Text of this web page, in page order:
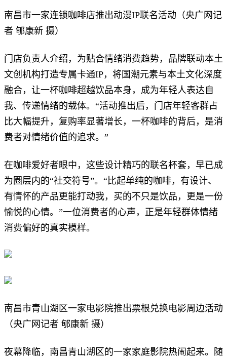
南昌市一家连锁咖啡店推出动漫IP联名活动（央广网记
者 郇康新 摄）
门店负责人介绍，为贴合情绪消费趋势，品牌联动本土
文创机构打造专属卡通IP，将国潮元素与本土文化深度
融合，让一杯咖啡超越饮品本身，成为年轻人表达自
我、传递情绪的载体。“活动推出后，门店年轻客群占
比大幅提升，复购率显著增长，一杯咖啡的背后，是消
费者对情绪价值的追求。”
在咖啡爱好者眼中，这些设计精巧的联名杯套，早已成
为圈层内的“社交符号”。“比起单纯的咖啡，有设计、
有情怀的产品更能打动我，买的不只是饮品，更是一份
愉悦的心情。”一位消费者的心声，正是年轻群体情绪
消费偏好的真实模样。
南昌市青山湖区一家电影院推出票根兑换电影周边活动
（央广网记者 郇康新 摄）
夜幕降临，南昌青山湖区的一家家庭影院热闹起来。随